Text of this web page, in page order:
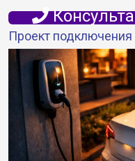
Проект